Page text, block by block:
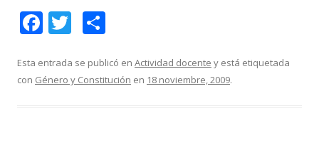
F
e
b
T
itt
er
m
p
Esta entrada se publicó en Actividad docente y está etiquetada
con Género y Constitución en 18 noviembre, 2009.